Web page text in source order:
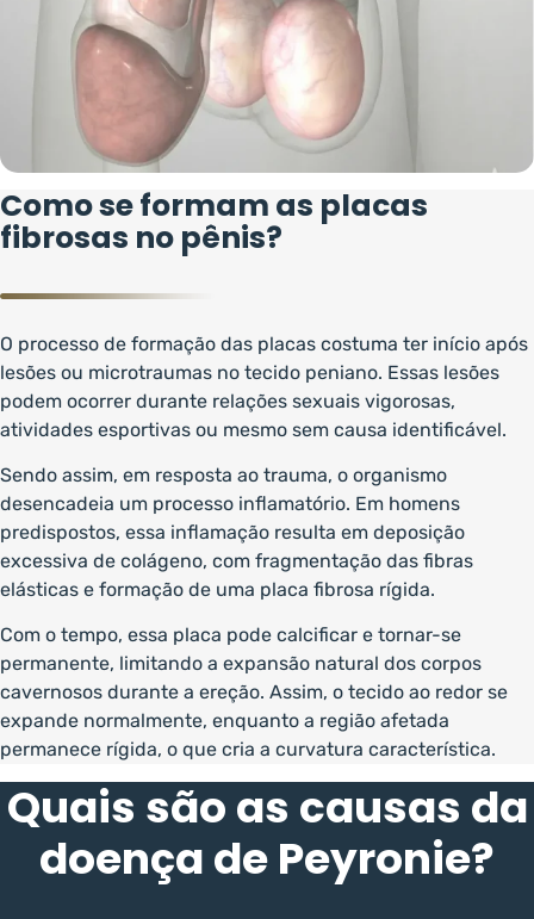
Como se formam as placas
fibrosas no pênis?
O processo de formação das placas costuma ter início após
lesões ou microtraumas no tecido peniano. Essas lesões
podem ocorrer durante relações sexuais vigorosas,
atividades esportivas ou mesmo sem causa identificável.
Sendo assim, em resposta ao trauma, o organismo
desencadeia um processo inflamatório. Em homens
predispostos, essa inflamação resulta em deposição
excessiva de colágeno, com fragmentação das fibras
elásticas e formação de uma placa fibrosa rígida.
Com o tempo, essa placa pode calcificar e tornar-se
permanente, limitando a expansão natural dos corpos
cavernosos durante a ereção. Assim, o tecido ao redor se
expande normalmente, enquanto a região afetada
permanece rígida, o que cria a curvatura característica.
Quais são as causas da
doença de Peyronie?